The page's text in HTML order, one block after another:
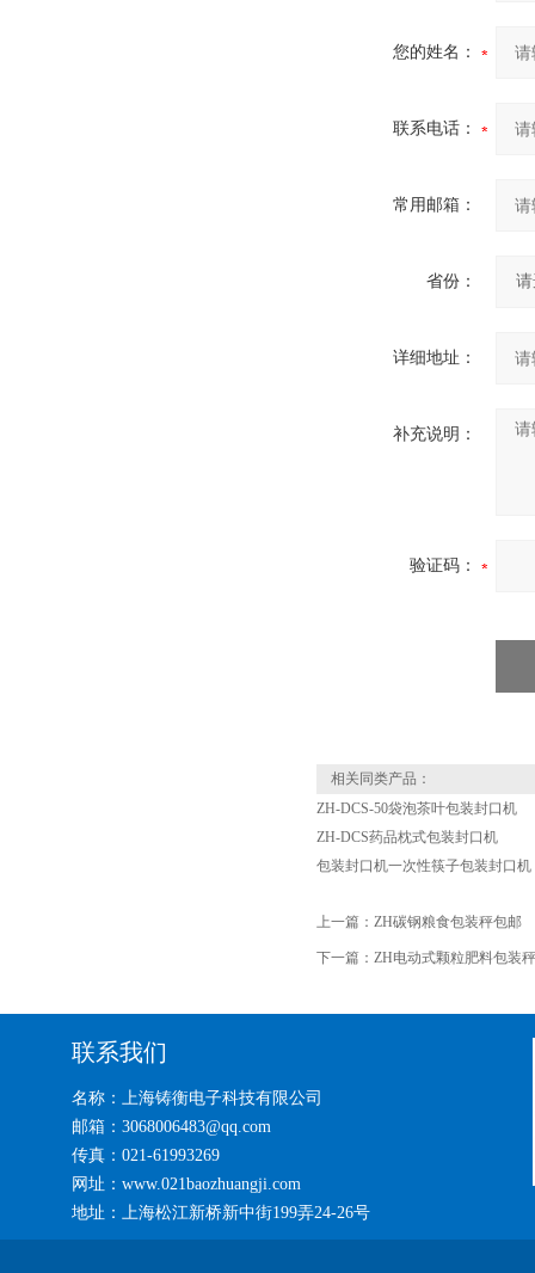
您的姓名：
联系电话：
常用邮箱：
省份：
详细地址：
补充说明：
验证码：
相关同类产品：
ZH-DCS-50袋泡茶叶包装封口机
ZH-DCS药品枕式包装封口机
包装封口机一次性筷子包装封口机
上一篇： ZH碳钢粮食包装秤包邮
下一篇： ZH电动式颗粒肥料包装秤
联系我们
名称：上海铸衡电子科技有限公司
邮箱：3068006483@qq.com
传真：021-61993269
网址：www.021baozhuangji.com
地址：上海松江新桥新中街199弄24-26号